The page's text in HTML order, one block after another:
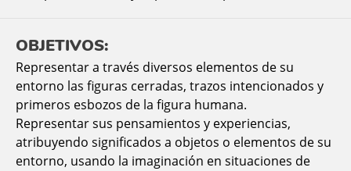
OBJETIVOS:
Representar a través diversos elementos de su
entorno las figuras cerradas, trazos intencionados y
primeros esbozos de la figura humana.
Representar sus pensamientos y experiencias,
atribuyendo significados a objetos o elementos de su
entorno, usando la imaginación en situaciones de